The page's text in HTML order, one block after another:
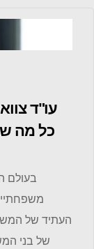
עו"ד
כל מה
בעולם
העתיד של
של בני